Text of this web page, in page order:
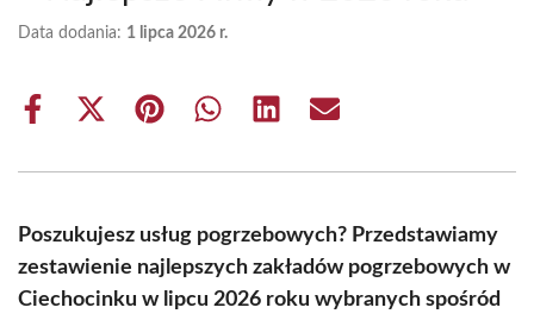
Data dodania: 1 lipca 2026 r.
Share
Share
(Twitter)
Share Share Share Share
Poszukujesz usług pogrzebowych? Przedstawiamy
zestawienie najlepszych zakładów pogrzebowych w
Ciechocinku w lipcu 2026 roku wybranych spośród